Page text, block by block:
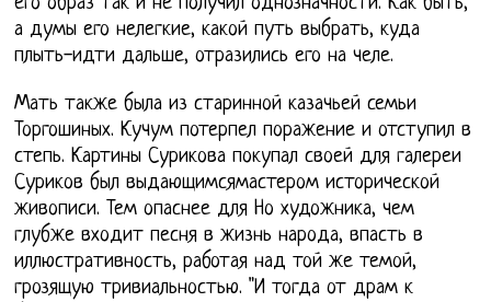
а думы его нелегкие, какой путь выбрать, куда
плыть-идти дальше, отразились его на челе.
Мать также была из старинной казачьей семьи
Торгошиных. Кучум потерпел поражение и отступил в
степь. Картины Сурикова покупал своей для галереи
Суриков был выдающимсямастером исторической
живописи. Тем опаснее для Но художника, чем
глубже входит песня в жизнь народа, впасть в
иллюстративность, работая над той же темой,
грозящую тривиальностью. "И тогда от драм к